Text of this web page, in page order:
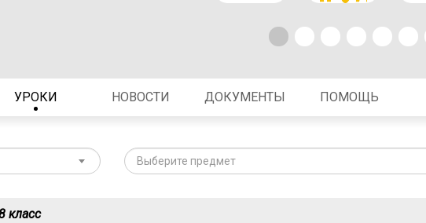
УРОКИ НОВОСТИ ДОКУМЕНТЫ ПОМОЩЬ
Выберите предмет
класс